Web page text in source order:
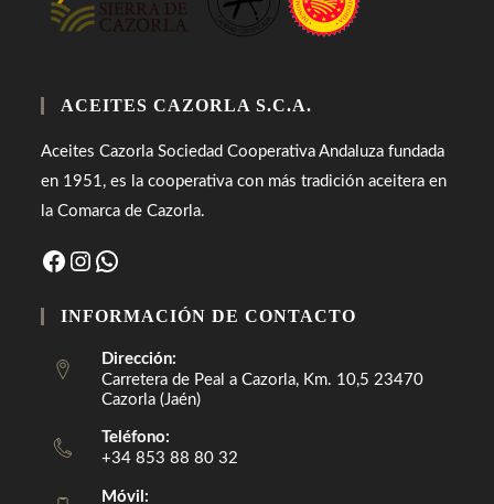
ACEITES CAZORLA S.C.A.
Aceites Cazorla Sociedad Cooperativa Andaluza fundada
en 1951, es la cooperativa con más tradición aceitera en
la Comarca de Cazorla.
Facebook
Instagram
WhatsApp
INFORMACIÓN DE CONTACTO
Dirección:
Carretera de Peal a Cazorla, Km. 10,5 23470
Cazorla (Jaén)
Teléfono:
+34 853 88 80 32
Móvil: